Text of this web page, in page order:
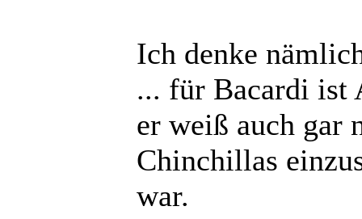
Ich denke
... für Bacardi ist
er weiß auch gar
Chinchillas
war.